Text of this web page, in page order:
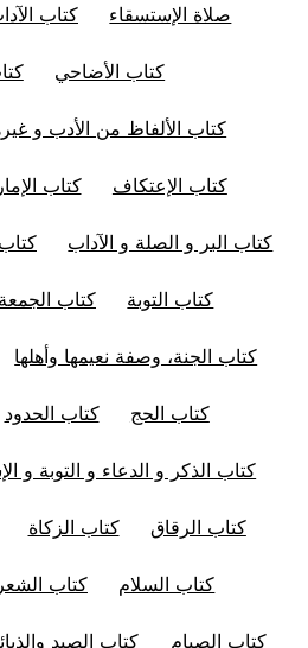
صلاة الإستسقاء كتاب
كتاب الأضاحي
كتاب الألفاظ من الأدب و
كتاب الإعتكاف كتاب
كتاب البر و الصلة و الآداب
كتاب التوبة كتاب الجمعة
كتاب الجنة، وصفة نعيمها وأهلها
كتاب الحج كتاب الحدود
كتاب الذكر و الدعاء و التوبة و
كتاب الرقاق كتاب الزكاة
كتاب السلام كتاب الشعر
كتاب الصيام كتاب الصيد